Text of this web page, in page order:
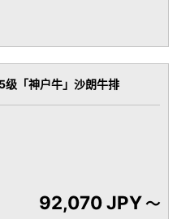
级「神户牛」沙朗牛排
92,070 JPY～